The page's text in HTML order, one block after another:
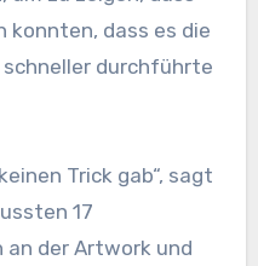
konnten, dass es die
durchführte
Trick gab“, sagt
17
an der Artwork und